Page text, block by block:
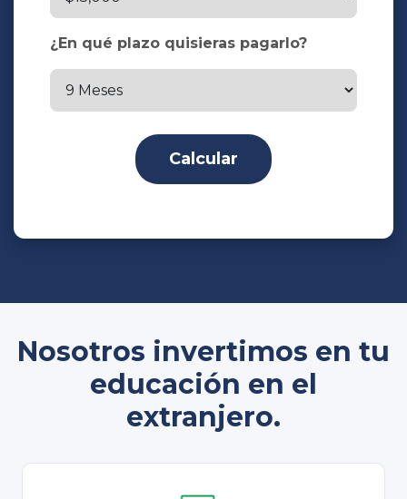
¿En qué plazo quisieras pagarlo?
Calcular
Nosotros invertimos en tu
educación en el
extranjero.